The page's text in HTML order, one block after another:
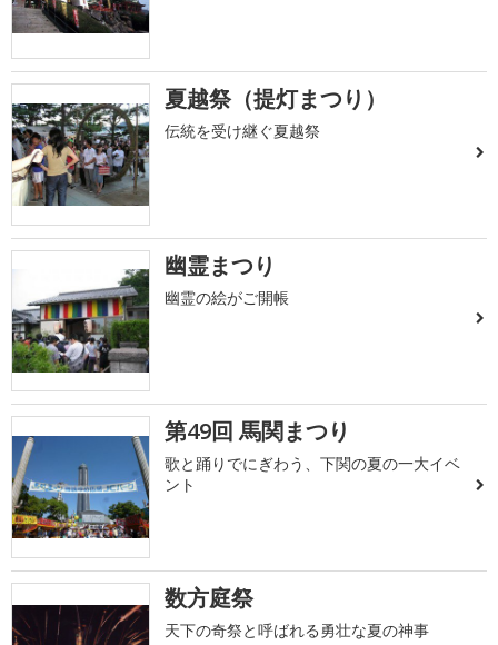
夏越祭（提灯まつり）
伝統を受け継ぐ夏越祭
幽霊まつり
幽霊の絵がご開帳
第49回 馬関まつり
歌と踊りでにぎわう、下関の夏の一大イベ
ント
数方庭祭
天下の奇祭と呼ばれる勇壮な夏の神事